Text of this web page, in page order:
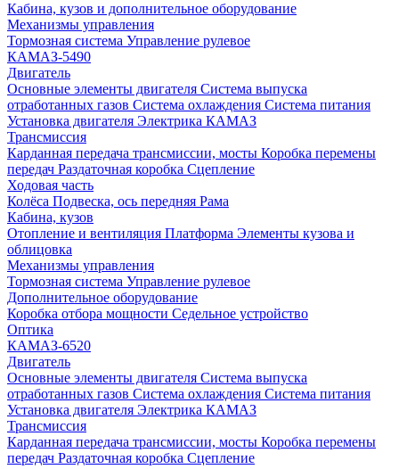
Кабина, кузов и дополнительное оборудование
Механизмы управления
Тормозная система Управление рулевое
КАМАЗ-5490
Двигатель
Основные элементы двигателя Система выпуска
отработанных газов Система охлаждения Система питания
Установка двигателя Электрика КАМАЗ
Трансмиссия
Карданная передача трансмиссии, мосты Коробка перемены
передач Раздаточная коробка Сцепление
Ходовая часть
Колёса Подвеска, ось передняя Рама
Кабина, кузов
Отопление и вентиляция Платформа Элементы кузова и
облицовка
Механизмы управления
Тормозная система Управление рулевое
Дополнительное оборудование
Коробка отбора мощности Седельное устройство
Оптика
КАМАЗ-6520
Двигатель
Основные элементы двигателя Система выпуска
отработанных газов Система охлаждения Система питания
Установка двигателя Электрика КАМАЗ
Трансмиссия
Карданная передача трансмиссии, мосты Коробка перемены
передач Раздаточная коробка Сцепление